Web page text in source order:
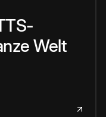
Welt